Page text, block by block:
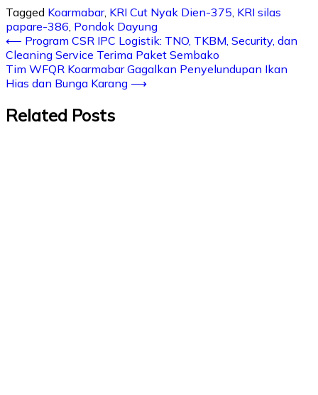
Tagged Koarmabar, KRI Cut Nyak Dien-375 KRI silas
papare-386 Pondok Dayung
⟵ Program CSR IPC Logistik: TNO, TKBM, Security, dan
Cleaning Service Terima Paket Sembako
Tim WFQR Koarmabar Gagalkan Penyelundupan Ikan
Hias dan Bunga Karang ⟶
Related Posts